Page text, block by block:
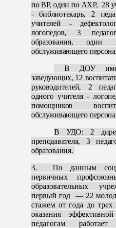
по ВР, один по АХР, 28
- библиотекарь, 2
учителей -
логопедов, 3
образования,
обслуживающего
В ДОУ
заведующих, 12
руководителей, 2
одного учителя -
помощников
обслуживающего
В УДО: 2
преподавателя, 3
образования.
3. По данным
первичных
образовательных
первый год — 22
стажем от года до
оказания
педагогам